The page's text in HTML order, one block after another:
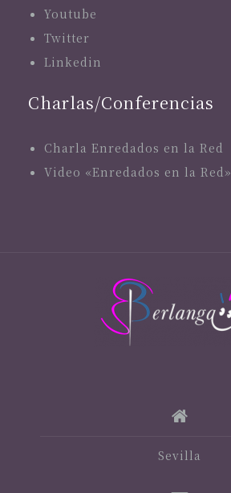
Youtube
Twitter
Linkedin
Charlas/Conferencias
Charla Enredados en la Red
Video «Enredados en la Red»
Sevilla